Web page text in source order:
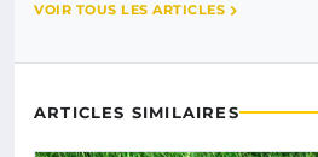
VOIR TOUS LES ARTICLES
ARTICLES SIMILAIRES